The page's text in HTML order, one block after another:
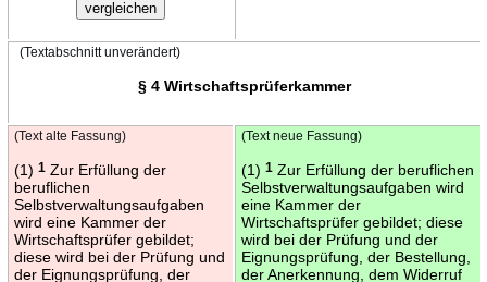
(Textabschnitt unverändert)
§ 4 Wirtschaftsprüferkammer
(Text alte Fassung)
(1) 1Zur Erfüllung der
beruflichen
Selbstverwaltungsaufgaben
wird eine Kammer der
Wirtschaftsprüfer gebildet;
diese wird bei der Prüfung und
der Eignungsprüfung, der
(Text neue Fassung)
(1) 1Zur Erfüllung der beruflichen
Selbstverwaltungsaufgaben wird
eine Kammer der
Wirtschaftsprüfer gebildet; diese
wird bei der Prüfung und der
Eignungsprüfung, der Bestellung,
der Anerkennung, dem Widerruf